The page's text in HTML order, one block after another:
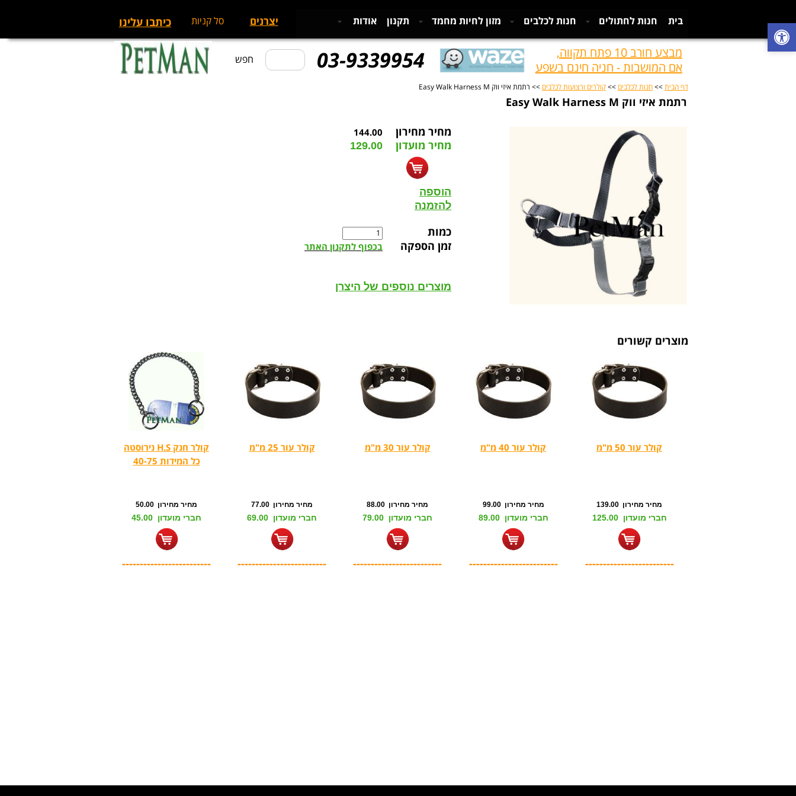
בית חנות לחתולים חנות לכלבים מזון לחיות מחמד תקנון אודות כיתבו עלינו סל קניות יצרנים
מבצע חורב 10 פתח תקווה,
אם המושבות - חניה חינם בשפע
חפש 03-9339954
דף הבית >> חנות לכלבים >> קולרים ורצועות לכלבים >> רתמת איזי ווק Easy Walk Harness M
רתמת איזי ווק Easy Walk Harness M
מחיר מחירון 144.00
מחיר מועדון 129.00
הוספה
להזמנה
כמות
זמן הספקה
בכפוף לתקנון האתר
מוצרים נוספים של היצרן
מוצרים קשורים
קולר עור 50 מ"מ
מחיר מחירון 139.00
חברי מועדון 125.00
-------------------------
קולר עור 40 מ"מ
מחיר מחירון 99.00
חברי מועדון 89.00
-------------------------
קולר עור 30 מ"מ
מחיר מחירון 88.00
חברי מועדון 79.00
-------------------------
קולר עור 25 מ"מ
מחיר מחירון 77.00
חברי מועדון 69.00
-------------------------
קולר חנק H.S נירוסטה
כל המידות 40-75
מחיר מחירון 50.00
חברי מועדון 45.00
-------------------------